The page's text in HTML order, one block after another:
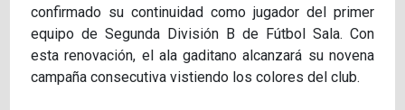
confirmado su continuidad como jugador del primer
equipo de Segunda División B de Fútbol Sala. Con
esta renovación, el ala gaditano alcanzará su novena
campaña consecutiva vistiendo los colores del club.